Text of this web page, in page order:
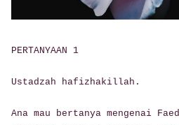
PERTANYAAN 1
Ustadzah hafizhakillah.
Ana mau bertanya mengenai